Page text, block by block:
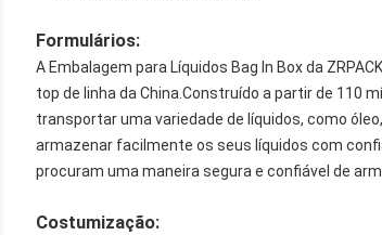
Formulários:
A Embalagem para Líquidos Bag In Box da
top de linha da China.Construído a partir de 110
transportar uma variedade de líquidos, como
armazenar facilmente os seus líquidos com
procuram uma maneira segura e confiável de
Costumização: